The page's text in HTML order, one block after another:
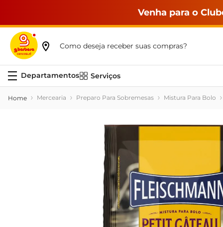
Venha para o
Como deseja receber suas compras?
Serviços
Mercearia Preparo Para Sobremesas Mistura Para Bolo